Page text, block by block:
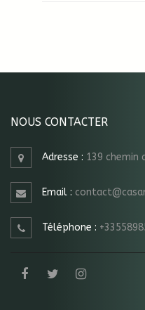
NOUS CONTACTER
Adresse : 139 chemin
Email :
Téléphone :